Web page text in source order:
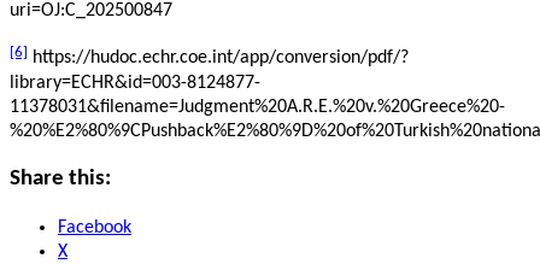
uri=OJ:C_202500847
[6] https://hudoc.echr.coe.int/app/conversion/pdf/?
library=ECHR&id=003-8124877-
11378031&filename=Judgment%20A.R.E.%20v.%20Greece%20-
Share this:
Facebook
X